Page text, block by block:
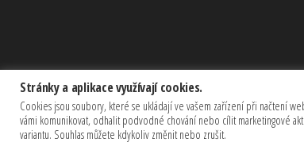
Stránky a aplikace využívají cookies.
Cookies jsou soubory, které se ukládají ve vašem zařízení při načtení
vámi komunikovat, odhalit podvodné chování nebo cílit marketingové
variantu. Souhlas můžete kdykoliv změnit nebo zrušit.